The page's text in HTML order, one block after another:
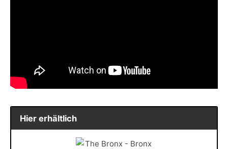
Hier erhältlich